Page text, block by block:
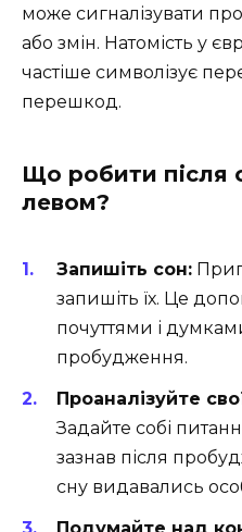
може сигналізувати
або змін. Натомість у
частіше символізує
перешкод.
Що робити після
левом?
Запишіть сон:
запишіть їх. Це
почуттями і
пробудження.
Проаналізуйте
Задайте собі
зазнав після
сну видавались